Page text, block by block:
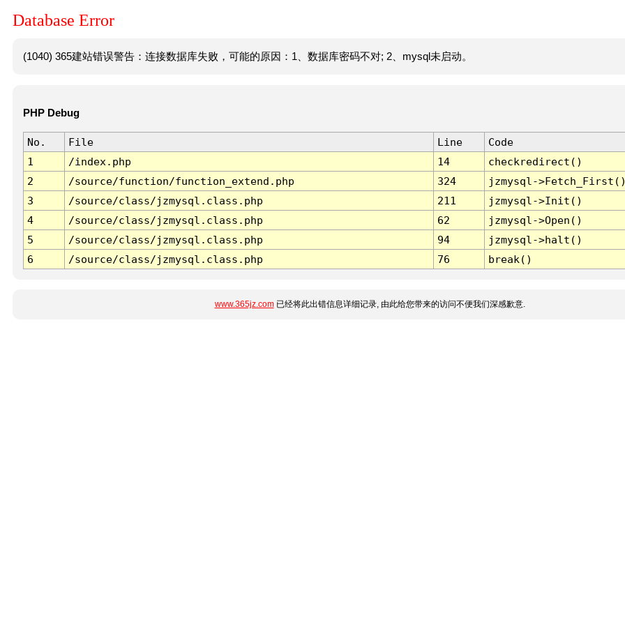
Database Error
(1040) 365建站错误警告：连接数据库失败，可能的原因：1、数据库密码不对; 2、mysql未启动。
PHP Debug
No. File Line
Code
1
/index.php 14
checkredirect()
2
/source/function/function_extend.php 324
jzmysql-
3
/source/class/jzmysql.class.php 211
jzmysql->Init()
4
/source/class/jzmysql.class.php 62
jzmysql->Open()
5
/source/class/jzmysql.class.php 94
jzmysql->halt()
6
/source/class/jzmysql.class.php 76 break()
www.365jz.com已经将此出错信息详细记录, 由此给您带来的访问不便我们深感歉意.